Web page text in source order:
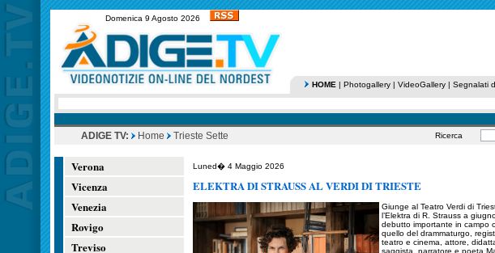
Domenica 9 Agosto 2026
HOME | Photogallery | VideoGallery | Segnalati
ADIGE TV: Home Trieste Sette Ricerca
Verona
Vicenza
Venezia
Rovigo
Treviso
Luned� 4 Maggio 2026
ELEKTRA DI STRAUSS AL VERDI DI TRIESTE
Giunge al Teatro Verdi di
l’Elektra di R. Strauss a
debutto importante in campo
quello del drammaturgo,
teatro e cinema, attore,
saggista, narratore e poeta